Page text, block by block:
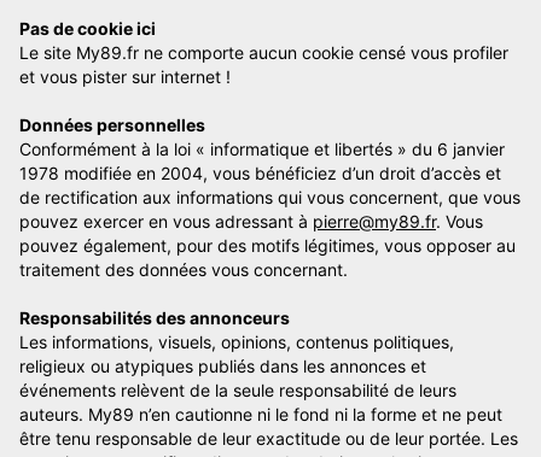
Pas de cookie ici
Le site My89.fr ne comporte aucun cookie censé vous profiler
et vous pister sur internet !
Données personnelles
Conformément à la loi « informatique et libertés » du 6 janvier
1978 modifiée en 2004, vous bénéficiez d’un droit d’accès et
de rectification aux informations qui vous concernent, que vous
pouvez exercer en vous adressant à pierre@my89.fr. Vous
pouvez également, pour des motifs légitimes, vous opposer au
traitement des données vous concernant.
Responsabilités des annonceurs
Les informations, visuels, opinions, contenus politiques,
religieux ou atypiques publiés dans les annonces et
événements relèvent de la seule responsabilité de leurs
auteurs. My89 n’en cautionne ni le fond ni la forme et ne peut
être tenu responsable de leur exactitude ou de leur portée. Les